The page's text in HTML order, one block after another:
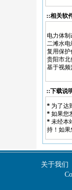
::相关软
电力体制
二滩水电
复用保护
贵阳市北
基于视频
::下载说
* 为了达
* 如果您
* 未经本
持！如果